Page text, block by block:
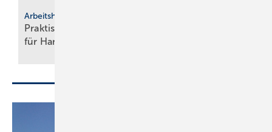
Arbeitshilfen
Praktische Hilfs­mittel
für Hand­werker